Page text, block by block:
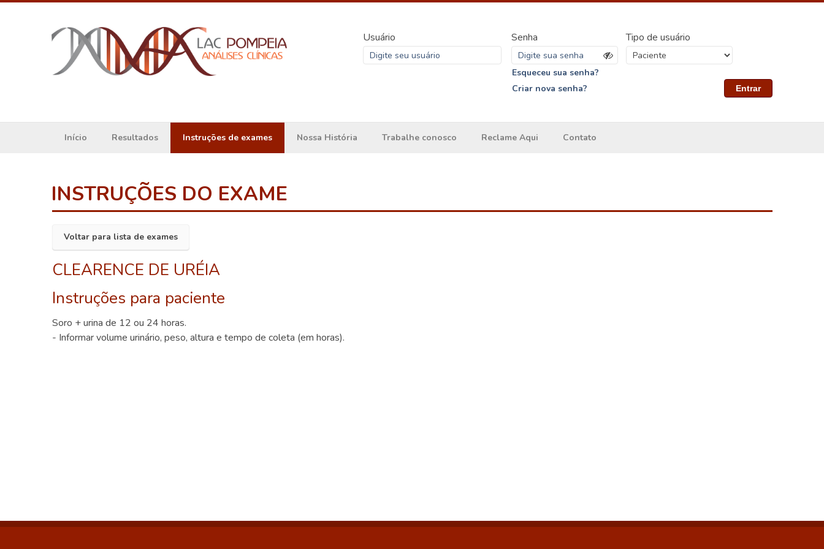
Usuário Senha
Esqueceu sua senha?
Criar nova senha?
Tipo de usuário
Entrar
Início Resultados Instruções de exames Nossa História Trabalhe conosco Reclame Aqui Contato
INSTRUÇÕES DO EXAME
Voltar para lista de exames
CLEARENCE DE URÉIA
Instruções para paciente
Soro + urina de 12 ou 24 horas.
- Informar volume urinário, peso, altura e tempo de coleta (em horas).